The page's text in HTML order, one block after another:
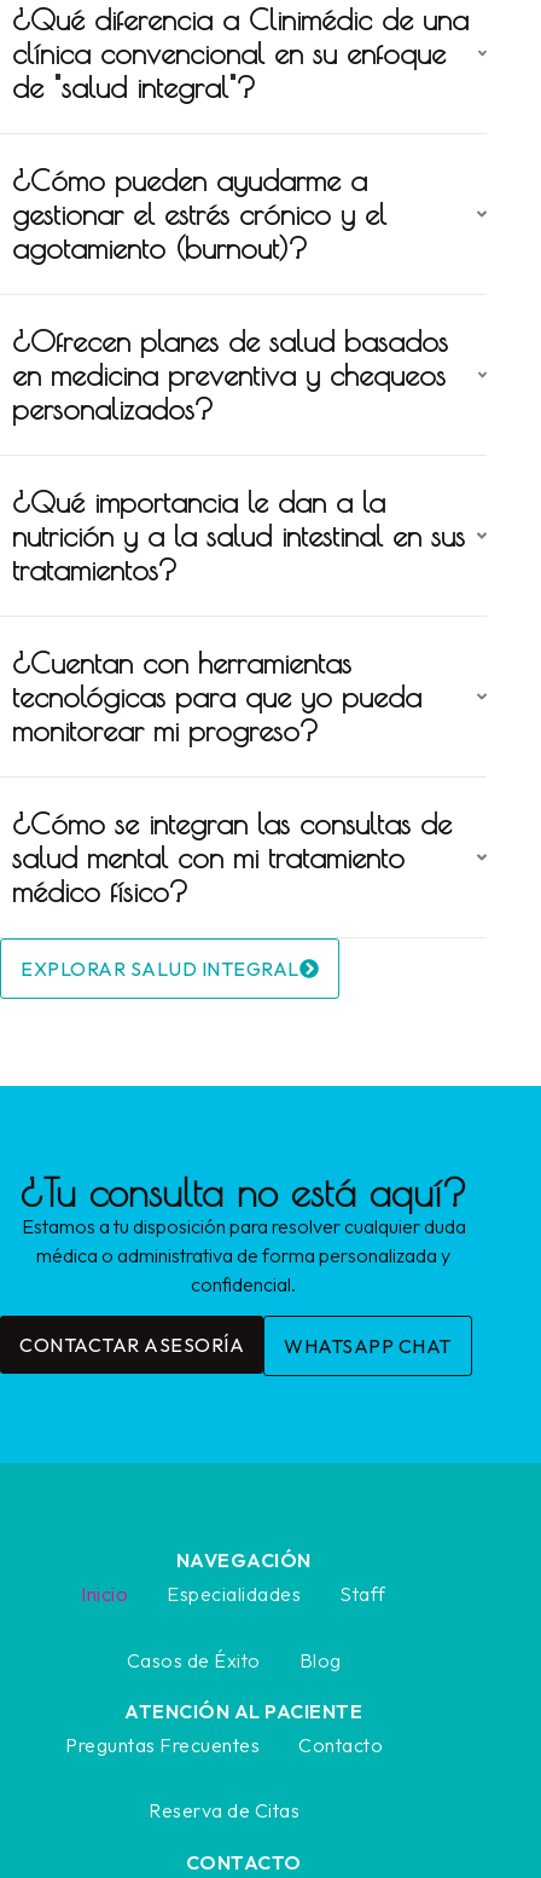
¿Qué diferencia a Clinimédic de una
clínica convencional en su enfoque
de "salud integral"?
¿Cómo pueden ayudarme a
gestionar el estrés crónico y el
agotamiento (burnout)?
¿Ofrecen planes de salud basados
en medicina preventiva y chequeos
personalizados?
¿Qué importancia le dan a la
nutrición y a la salud intestinal en sus
tratamientos?
¿Cuentan con herramientas
tecnológicas para que yo pueda
monitorear mi progreso?
¿Cómo se integran las consultas de
salud mental con mi tratamiento
médico físico?
EXPLORAR SALUD INTEGRAL
¿Tu consulta no está aquí?
Estamos a tu disposición para resolver cualquier duda
médica o administrativa de forma personalizada y
confidencial.
CONTACTAR ASESORÍA WHATSAPP CHAT
NAVEGACIÓN
Inicio
Especialidades Staff
Casos de Éxito Blog
ATENCIÓN AL PACIENTE
Preguntas Frecuentes
Contacto
Reserva de Citas
CONTACTO